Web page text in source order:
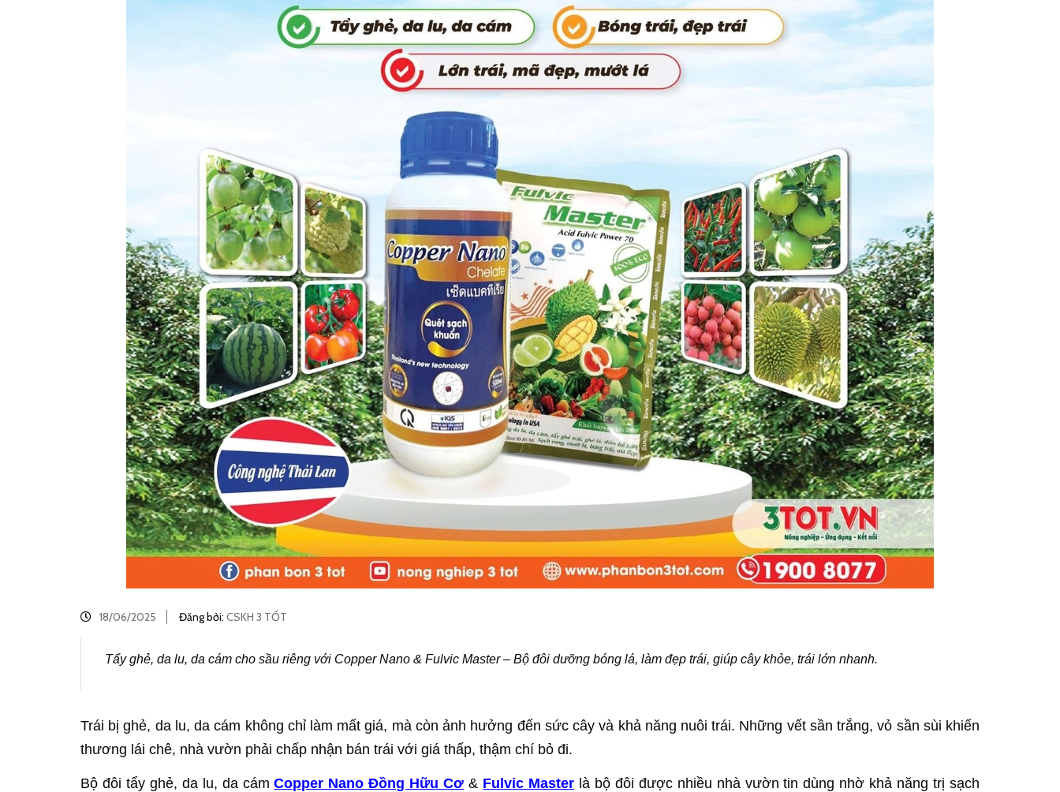
18/06/2025 Đăng bởi: CSKH 3 TỐT
Tẩy ghẻ, da lu, da cám cho sầu riêng với Copper Nano & Fulvic Master – Bộ đôi dưỡng bóng lá, làm đẹp trái, giúp cây khỏe, trái lớn nhanh.
Trái bị ghẻ, da lu, da cám không chỉ làm mất giá, mà còn ảnh hưởng đến sức cây và khả năng nuôi trái. Những vết sần trắng, vỏ sần sùi khiến
thương lái chê, nhà vườn phải chấp nhận bán trái với giá thấp, thậm chí bỏ đi.
Bộ đôi tẩy ghẻ, da lu, da cámCopper Nano Đồng Hữu Cơ & Fulvic Master là bộ đôi được nhiều nhà vườn tin dùng nhờ khả năng trị sạch